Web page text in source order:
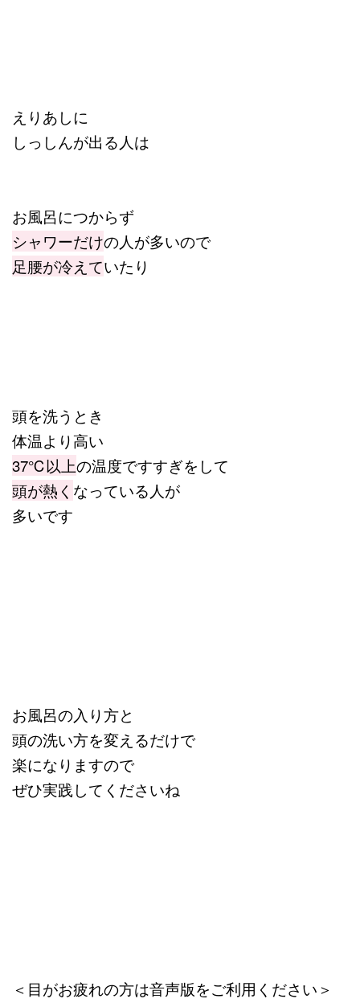
えりあしに
しっしんが出る人は
お風呂につからず
シャワーだけの人が多いので
足腰が冷えていたり
頭を洗うとき
体温より高い
37℃以上の温度ですすぎをして
頭が熱く なっている人が
多いです
お風呂の入り方と
頭の洗い方を変えるだけで
楽になりますので
ぜひ実践してくださいね
＜目がお疲れの方は音声版をご利用ください＞